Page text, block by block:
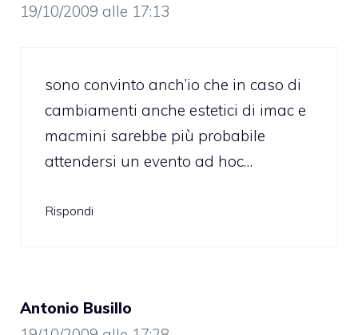
19/10/2009 alle 17:13
sono convinto anch’io che in caso di
cambiamenti anche estetici di imac e
macmini sarebbe più probabile
attendersi un evento ad hoc…
Rispondi
Antonio Busillo